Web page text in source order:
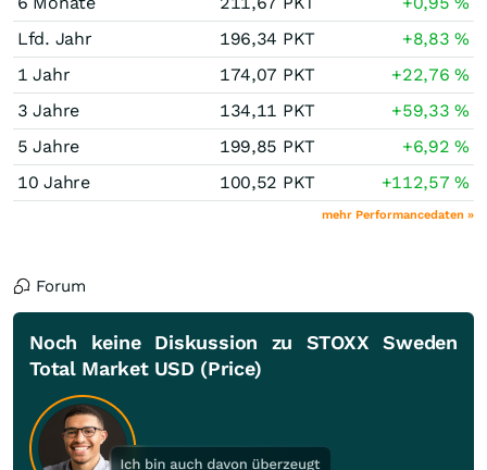
Lfd. Jahr
196,34 PKT +8,83%
1 Jahr
174,07 PKT +22,76%
3 Jahre
134,11 PKT +59,33%
5 Jahre
199,85 PKT +6,92%
10 Jahre
100,52 PKT +112,57%
mehr Performancedaten »
Forum
Noch keine Diskussion zu STOXX Sweden
Total Market USD (Price)